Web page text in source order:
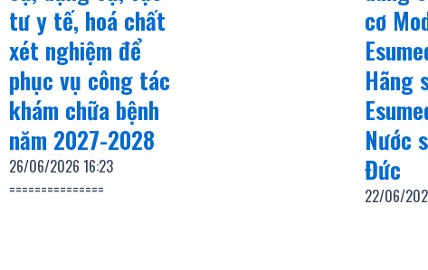
tư y tế, hoá chất
xét nghiệm để
phục vụ công tác
khám chữa bệnh
năm 2027-2028
26/06/2026 16:23
===============
cơ
Hãng
Nước
Đức
22/06/